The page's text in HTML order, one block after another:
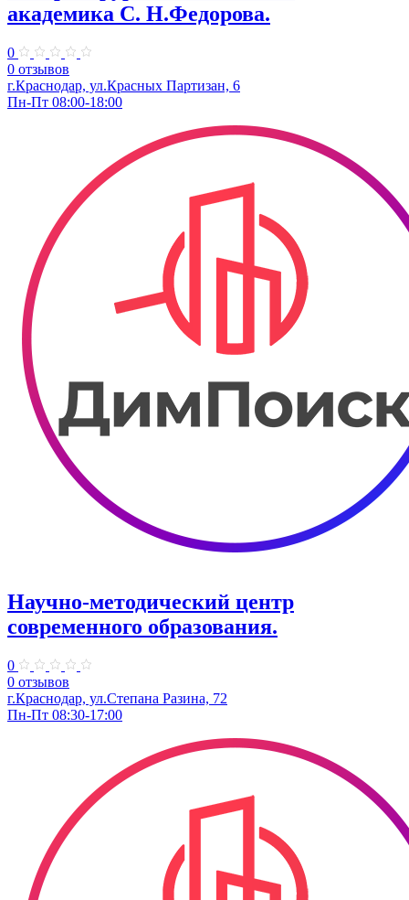
академика С. Н.Федорова.
0
0 отзывов
г.Краснодар, ул.​Красных Партизан, 6
Пн-Пт 08:00-18:00
Научно-методический центр
современного образования.
0
0 отзывов
г.Краснодар, ул.​Степана Разина, 72
Пн-Пт 08:30-17:00